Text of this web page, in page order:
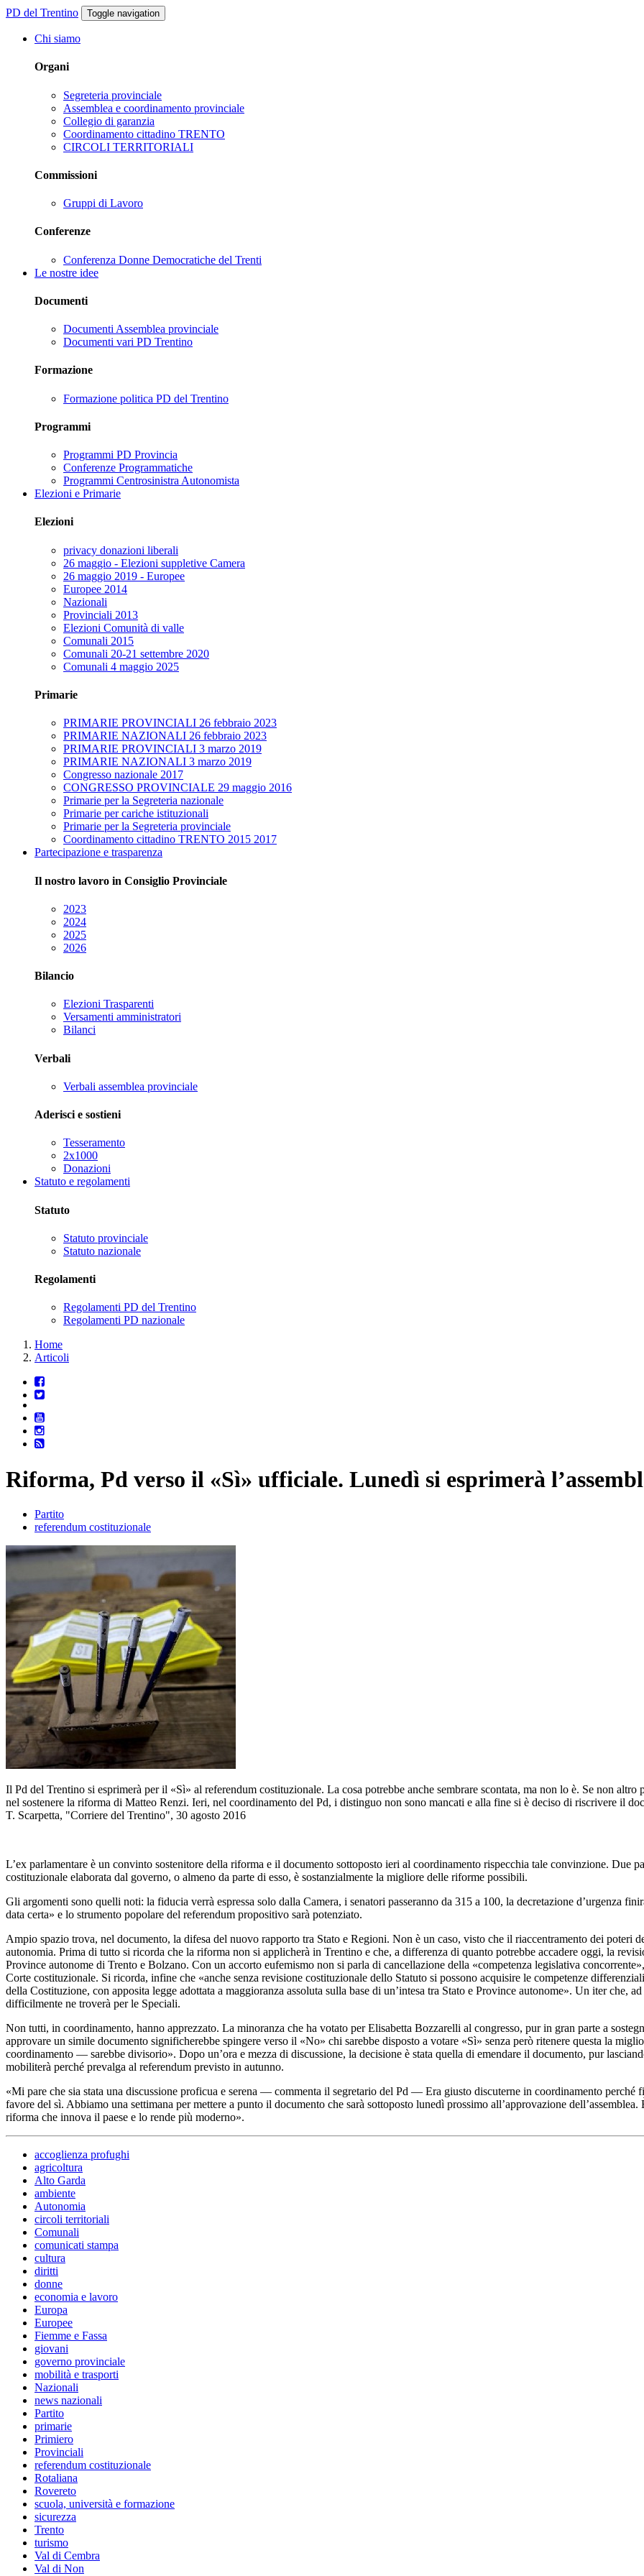
PD del Trentino Toggle navigation
Chi siamo
Organi
Segreteria provinciale
Assemblea e coordinamento provinciale
Collegio di garanzia
Coordinamento cittadino TRENTO
CIRCOLI TERRITORIALI
Commissioni
Gruppi di Lavoro
Conferenze
Conferenza Donne Democratiche del Trenti
Le nostre idee
Documenti
Documenti Assemblea provinciale
Documenti vari PD Trentino
Formazione
Formazione politica PD del Trentino
Programmi
Programmi PD Provincia
Conferenze Programmatiche
Programmi Centrosinistra Autonomista
Elezioni e Primarie
Elezioni
privacy donazioni liberali
26 maggio - Elezioni suppletive Camera
26 maggio 2019 - Europee
Europee 2014
Nazionali
Provinciali 2013
Elezioni Comunità di valle
Comunali 2015
Comunali 20-21 settembre 2020
Comunali 4 maggio 2025
Primarie
PRIMARIE PROVINCIALI 26 febbraio 2023
PRIMARIE NAZIONALI 26 febbraio 2023
PRIMARIE PROVINCIALI 3 marzo 2019
PRIMARIE NAZIONALI 3 marzo 2019
Congresso nazionale 2017
CONGRESSO PROVINCIALE 29 maggio 2016
Primarie per la Segreteria nazionale
Primarie per cariche istituzionali
Primarie per la Segreteria provinciale
Coordinamento cittadino TRENTO 2015 2017
Partecipazione e trasparenza
Il nostro lavoro in Consiglio Provinciale
2023
2024
2025
2026
Bilancio
Elezioni Trasparenti
Versamenti amministratori
Bilanci
Verbali
Verbali assemblea provinciale
Aderisci e sostieni
Tesseramento
2x1000
Donazioni
Statuto e regolamenti
Statuto
Statuto provinciale
Statuto nazionale
Regolamenti
Regolamenti PD del Trentino
Regolamenti PD nazionale
Home
Articoli
Riforma, Pd verso il «Sì» ufficiale. Lunedì si esprimerà
Partito
referendum costituzionale
Il Pd del Trentino si esprimerà per il «Sì» al referendum costituzionale. La cosa potrebbe anche sembrare scontata, ma non lo è. Se non
nel sostenere la riforma di Matteo Renzi. Ieri, nel coordinamento del Pd, i distinguo non sono mancati e alla fine si è deciso di riscrivere il
T. Scarpetta, "Corriere del Trentino", 30 agosto 2016
L’ex parlamentare è un convinto sostenitore della riforma e il documento sottoposto ieri al coordinamento rispecchia tale convinzione. Due
costituzionale elaborata dal governo, o almeno da parte di esso, è sostanzialmente la migliore delle riforme possibili.
Gli argomenti sono quelli noti: la fiducia verrà espressa solo dalla Camera, i senatori passeranno da 315 a 100, la decretazione d’urgenza
data certa» e lo strumento popolare del referendum propositivo sarà potenziato.
Ampio spazio trova, nel documento, la difesa del nuovo rapporto tra Stato e Regioni. Non è un caso, visto che il riaccentramento dei poteri
autonomia. Prima di tutto si ricorda che la riforma non si applicherà in Trentino e che, a differenza di quanto potrebbe accadere oggi, la
Province autonome di Trento e Bolzano. Con un accorto eufemismo non si parla di cancellazione della «competenza legislativa
Corte costituzionale. Si ricorda, infine che «anche senza revisione costituzionale dello Statuto si possono acquisire le competenze
della Costituzione, con apposita legge adottata a maggioranza assoluta sulla base di un’intesa tra Stato e Province autonome». Un iter che,
difficilmente ne troverà per le Speciali.
Non tutti, in coordinamento, hanno apprezzato. La minoranza che ha votato per Elisabetta Bozzarelli al congresso, pur in gran parte a
approvare un simile documento significherebbe spingere verso il «No» chi sarebbe disposto a votare «Sì» senza però ritenere questa la
coordinamento — sarebbe divisorio». Dopo un’ora e mezza di discussione, la decisione è stata quella di emendare il documento, pur
mobiliterà perché prevalga al referendum previsto in autunno.
«Mi pare che sia stata una discussione proficua e serena — commenta il segretario del Pd — Era giusto discuterne in coordinamento perché
favore del sì. Abbiamo una settimana per mettere a punto il documento che sarà sottoposto lunedì prossimo all’approvazione
riforma che innova il paese e lo rende più moderno».
accoglienza profughi
agricoltura
Alto Garda
ambiente
Autonomia
circoli territoriali
Comunali
comunicati stampa
cultura
diritti
donne
economia e lavoro
Europa
Europee
Fiemme e Fassa
giovani
governo provinciale
mobilità e trasporti
Nazionali
news nazionali
Partito
primarie
Primiero
Provinciali
referendum costituzionale
Rotaliana
Rovereto
scuola, università e formazione
sicurezza
Trento
turismo
Val di Cembra
Val di Non